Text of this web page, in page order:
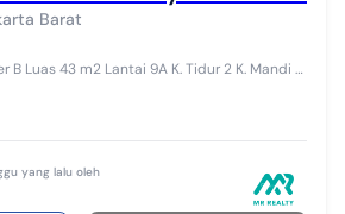
Barat
B Luas 43 m2 Lantai 9A K. Tidur 2 K. Mandi 1
yang lalu oleh